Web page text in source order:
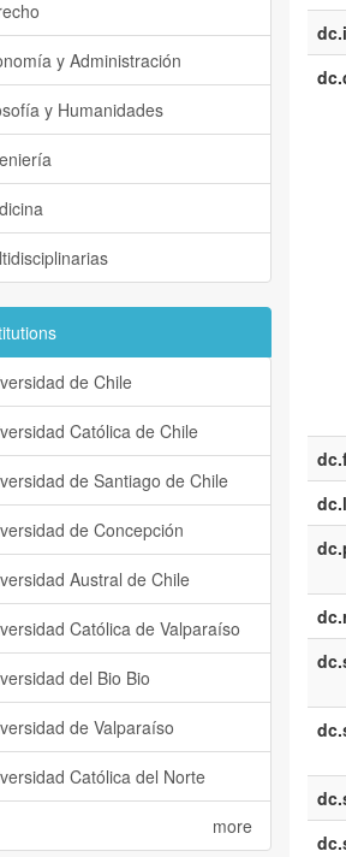
y Administración
y Humanidades
de Chile
Católica de Chile
de Santiago de Chile
de Concepción
Austral de Chile
Católica de Valparaíso
del Bio Bio
de Valparaíso
Católica del Norte
more